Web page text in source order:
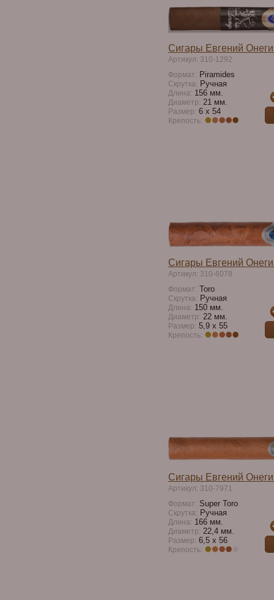
Сигары Евгений
Артикул: 310-1292
Формат: Piramides
Скрутка: Ручная
Длина: 156 мм.
Диаметр: 21 мм.
Размер: 6 x 54
Крепость:
Сигары Евгений
Артикул: 310-6078
Формат: Toro
Скрутка: Ручная
Длина: 150 мм.
Диаметр: 22 мм.
Размер: 5,9 x 55
Крепость:
Сигары Евгений
Артикул: 310-7971
Формат: Super Toro
Скрутка: Ручная
Длина: 166 мм.
Диаметр: 22,4 мм.
Размер: 6,5 x 56
Крепость: